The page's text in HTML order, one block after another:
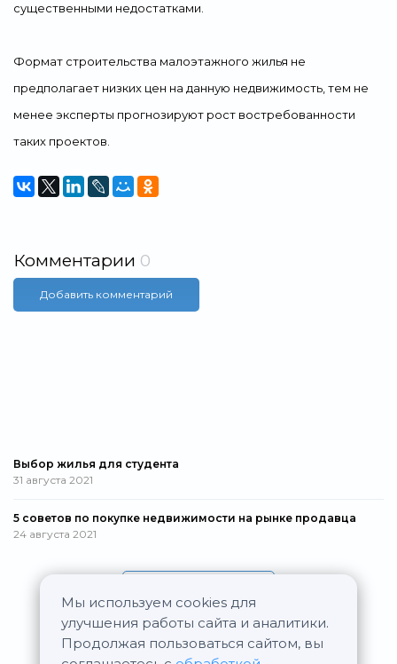
Мы используем cookies для
улучшения работы сайта и аналитики.
Продолжая пользоваться сайтом, вы
существенными недостатками.
Формат строительства малоэтажного жилья не
предполагает низких цен на данную недвижимость, тем не
менее эксперты прогнозируют рост востребованности
таких проектов.
Комментарии 0
Добавить комментарий
Выбор жилья для студента
31 августа 2021
5 советов по покупке недвижимости на рынке продавца
24 августа 2021